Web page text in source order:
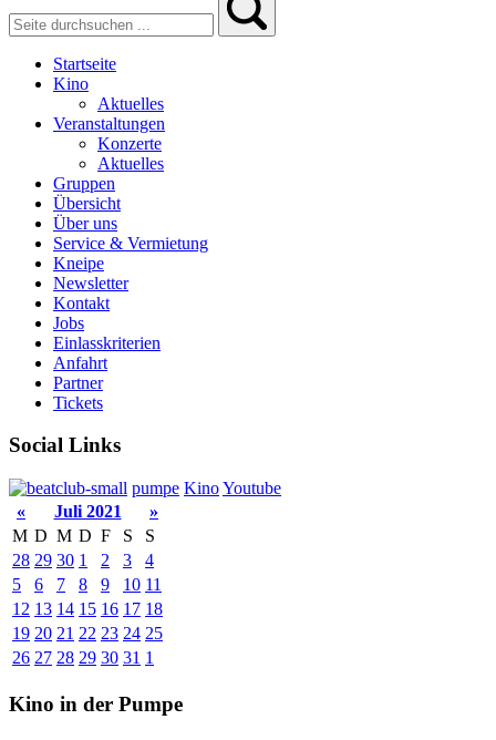
Startseite
Kino
Aktuelles
Veranstaltungen
Konzerte
Aktuelles
Gruppen
Übersicht
Über uns
Service & Vermietung
Kneipe
Newsletter
Kontakt
Jobs
Einlasskriterien
Anfahrt
Partner
Tickets
Social Links
pumpe KinoYoutube
«
Juli 2021
»
M D M D F S
S
28 29 30 1 2 3
4
5
6 7 8 9 10 11
12 13 14 15 16 17 18
19 20 21 22 23 24 25
26 27 28 29 30 31 1
Kino in der Pumpe